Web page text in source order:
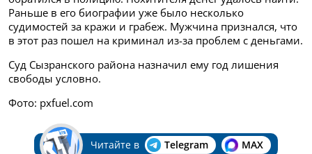
Раньше в его биографии уже было несколько
судимостей за кражи и грабеж. Мужчина признался, что
в этот раз пошел на криминал из-за проблем с деньгами.
Суд Сызранского района назначил ему год лишения
свободы условно.
Фото: pxfuel.com
Читайте в Telegram MAX